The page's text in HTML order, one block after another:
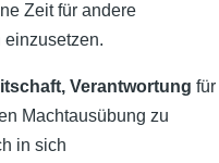
Zeit für andere
einzusetzen.
Verantwortung für
Machtausübung zu
in sich